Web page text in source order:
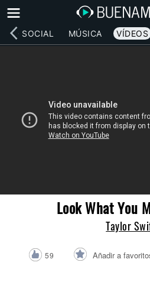
RED SOCIAL MÚSICA VÍDEOS
Look What You
Taylor
59 Añadir a